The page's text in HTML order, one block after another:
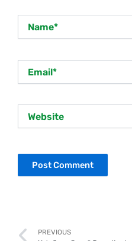
Prev
PREVIOUS